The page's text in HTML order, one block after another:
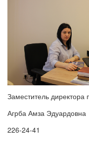
Заместитель директора
Агрба Амза Эдуардовна
226-24-41